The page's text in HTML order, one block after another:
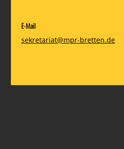
E-Mail
sekretariat@mpr-bretten.de